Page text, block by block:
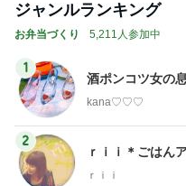
ジャンルランキング
お弁当づくり 5,211人参加中
1
酒ポンコツ女
kana♡♡♡
2
ｒｉｉ＊ごはん
ｒｉｉ